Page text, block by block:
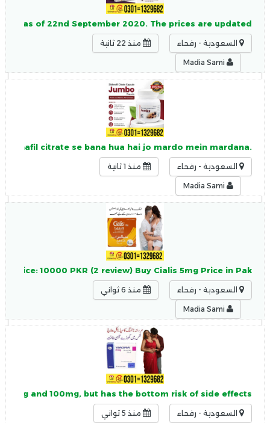
as of 22nd September 2020. The prices are updated
السعودية - رفحاء منذ 22 ثانية
.Jumbo Timing Capsule 150mg Sildenafil citrate se bana hua hai jo mardo mein mardana
السعودية - رفحاء منذ 1 ثانية
Price: 10000 PKR (2 review) Buy Cialis 5mg Price in Pak
السعودية - رفحاء منذ 6 ثواني
and 100mg, but has the bottom risk of side effects
السعودية - رفحاء منذ 5 ثواني